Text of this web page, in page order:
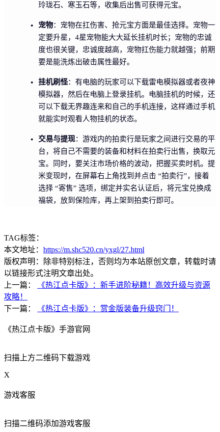
玲珑石、寒玉石等，收集后出售可获得元宝。
宠物：宠物在扛伤害、抢元宝方面是最佳选择。宠物一
定要升星，4星宠物能大大延长挂机时长；宠物的忠诚
度也很关键，忠诚度越高，宠物扛伤能力就越强；前期
要是能洗炼出破击属性最好。
挂机刷怪：有电脑的玩家可以下载雷电模拟器或者夜神
模拟器，然后在电脑上登录挂机。电脑挂机的时候，还
可以下载无界趣连来和自己的手机连接，这样通过手机
就能实时观看人物挂机的状态。
交易与提现：游戏内的拍卖行是玩家之间进行交易的平
台，将自己不需要的装备和材料在拍卖行出售，换取元
宝。同时，要关注市场价格的波动，把握买卖时机。提
米变现时，在屏幕右上角找到并点击 “拍卖行”，接着
选择 “寄售” 选项，绑定并实名认证后，将元宝兑换成
福袋，放到保险库，再上架到拍卖行即可。
TAG标签：
本文地址： https://m.shc520.cn/yxgl/27.html
版权声明：除非特别标注，否则均为本站原创文章，转载时请
以链接形式注明文章出处。
上一篇：
《热江点卡版》：新手进阶秘籍！高效升级与资源
攻略！
下一篇：
《热江点卡版》：赏金版装备升级窍门！
《热江点卡版》手游官网
扫描上方二维码下载游戏
X
游戏客服
扫描二维码添加游戏客服